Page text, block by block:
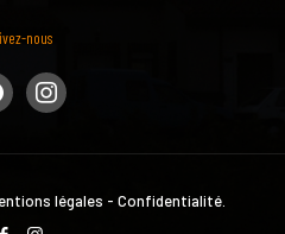
nous
instagram
légales - Confidentialité